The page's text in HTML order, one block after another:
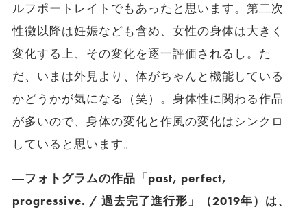
ルフポートレイトでもあったと思います。第二次
性徴以降は妊娠なども含め、女性の身体は大きく
変化する上、その変化を逐一評価されるし。た
だ、いまは外見より、体がちゃんと機能している
かどうかが気になる（笑）。身体性に関わる作品
が多いので、身体の変化と作風の変化はシンクロ
していると思います。
―フォトグラムの作品「past, perfect,
progressive. / 過去完了進行形」（2019年）は、